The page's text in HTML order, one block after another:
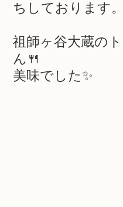
ちしております
祖師ヶ谷大蔵の
ん🍴
美味でした✨️